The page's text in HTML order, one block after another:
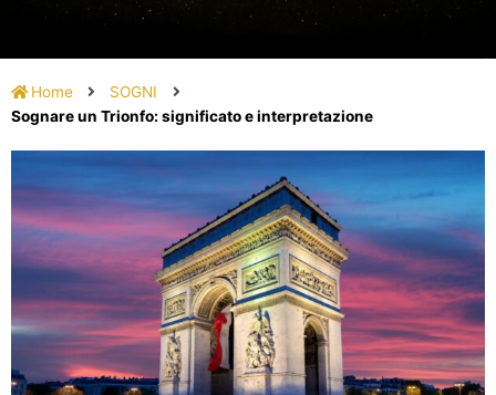
Home
SOGNI
Sognare un Trionfo: significato e interpretazione